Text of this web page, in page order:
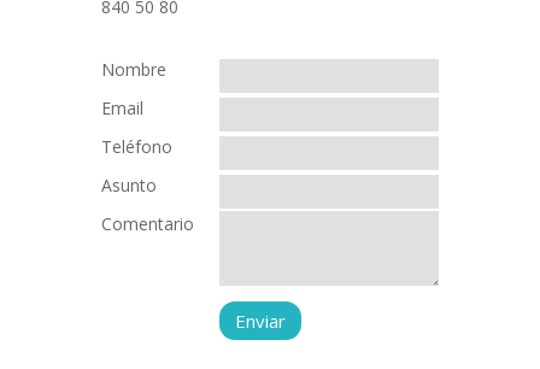
Nombre
Email
Teléfono
Asunto
Comentario